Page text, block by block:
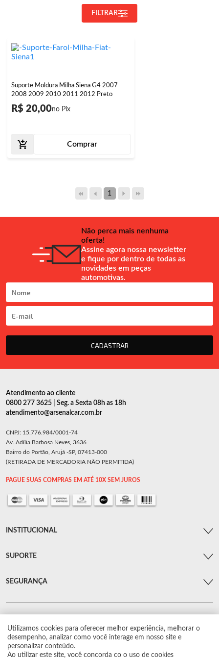
FILTRAR
Suporte Moldura Milha Siena G4 2007
2008 2009 2010 2011 2012 Preto
R$ 20,00
Comprar
1
Não perca mais nenhuma
oferta!
Assine agora nossa newsletter
e fique por dentro de todas as
novidades em peças
automotivas.
CADASTRAR
Utilizamos cookies para oferecer melhor experiência, melhorar o
desempenho, analizar como você interage em nosso site e
personalizar conteúdo.
Ao utilizar este site, você concorda co o uso de cookies
Atendimento ao cliente
0800 277 3625 | Seg. a Sexta 08h as 18h
atendimento@arsenalcar.com.br
CNPJ: 15.776.984/0001-74
Av. Adília Barbosa Neves, 3636
Bairro do Portão, Arujá -SP, 07413-000
(RETIRADA DE MERCADORIA NÃO PERMITIDA)
PAGUE SUAS COMPRAS EM ATÉ 10X SEM JUROS
INSTITUCIONAL
SUPORTE
SEGURANÇA
© Arsenal Car. Todos os direitos reservados.
Proibida reprodução total ou parcial. Preços e estoque sujeito a alterações sem
aviso prévio.